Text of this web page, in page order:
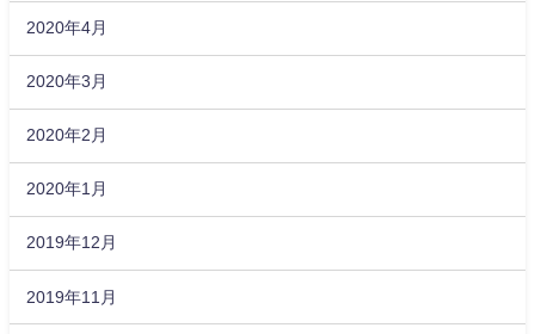
2020年4月
2020年3月
2020年2月
2020年1月
2019年12月
2019年11月